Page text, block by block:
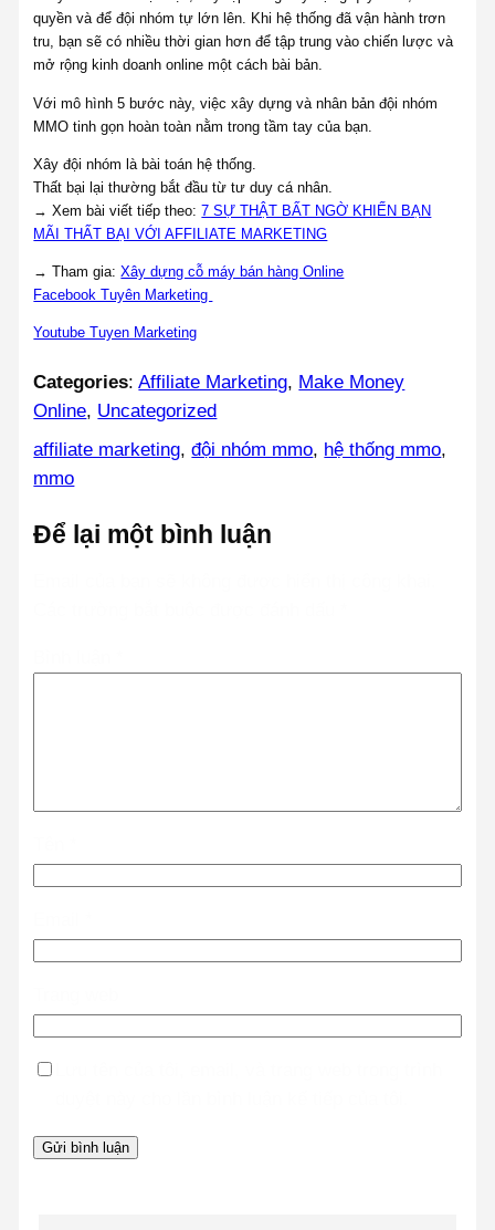
quyền và để đội nhóm tự lớn lên. Khi hệ thống đã vận hành trơn
tru, bạn sẽ có nhiều thời gian hơn để tập trung vào chiến lược và
mở rộng kinh doanh online một cách bài bản.
Với mô hình 5 bước này, việc xây dựng và nhân bản đội nhóm
MMO tinh gọn hoàn toàn nằm trong tầm tay của bạn.
Xây đội nhóm là bài toán hệ thống.
Thất bại lại thường bắt đầu từ tư duy cá nhân.
→ Xem bài viết tiếp theo:7 SỰ THẬT BẤT NGỜ KHIẾN BẠN
MÃI THẤT BẠI VỚI AFFILIATE MARKETING
→ Tham gia:Xây dựng cỗ máy bán hàng Online
Facebook Tuyên Marketing
Youtube Tuyen Marketing
Categories:Affiliate Marketing, Make Money
Online, Uncategorized
affiliate marketing, đội nhóm mmo, hệ thống mmo
mmo
Để lại một bình luận